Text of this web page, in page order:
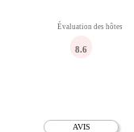
AVIS
Évaluation des hôtes
8.6